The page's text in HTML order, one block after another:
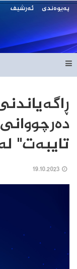
پەیوەندی ئەرشیف
تایبه‌ت"